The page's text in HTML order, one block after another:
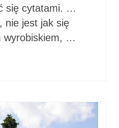
się cytatami. …
nie jest jak się
wyrobiskiem, …